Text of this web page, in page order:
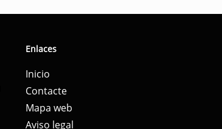
Enlaces
Inicio
Contacte
Mapa web
Aviso legal